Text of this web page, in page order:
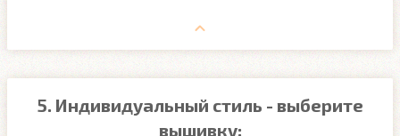
5. Индивидуальный стиль - выберите
вышивку: